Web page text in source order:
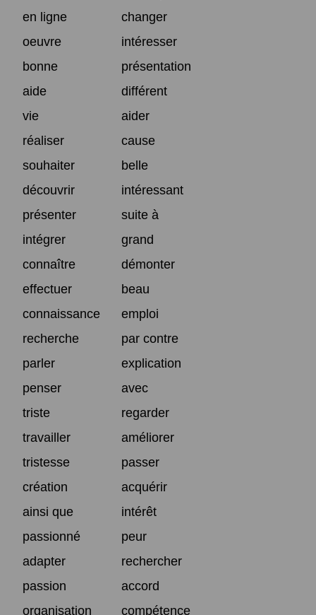
en ligne
changer
oeuvre
intéresser
bonne
présentation
aide
différent
vie
aider
réaliser
cause
souhaiter
belle
découvrir
intéressant
présenter
suite à
intégrer
grand
connaître
démonter
effectuer
beau
connaissance
emploi
recherche
par contre
parler
explication
penser
avec
triste
regarder
travailler
améliorer
tristesse
passer
création
acquérir
ainsi que
intérêt
passionné
peur
adapter
rechercher
passion
accord
organisation
compétence